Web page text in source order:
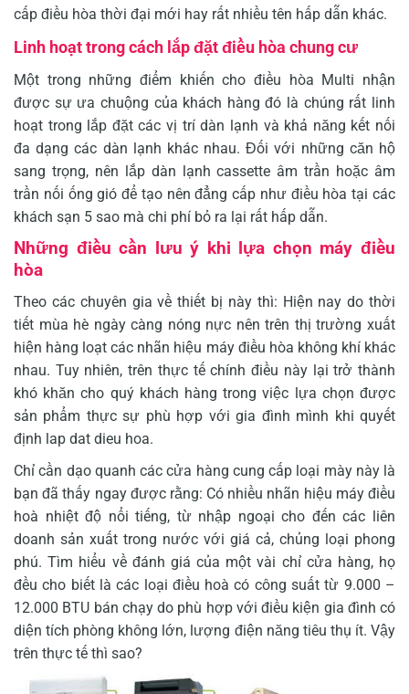
cấp điều hòa thời đại mới hay rất nhiều tên hấp dẫn khác.
Linh hoạt trong cách lắp đặt điều hòa chung cư
Một trong những điểm khiến cho điều hòa Multi nhận
được sự ưa chuộng của khách hàng đó là chúng rất linh
hoạt trong lắp đặt các vị trí dàn lạnh và khả năng kết nối
đa dạng các dàn lạnh khác nhau. Đối với những căn hộ
sang trọng, nên lắp dàn lạnh cassette âm trần hoặc âm
trần nối ống gió để tạo nên đẳng cấp như điều hòa tại các
khách sạn 5 sao mà chi phí bỏ ra lại rất hấp dẫn.
Những điều cần lưu ý khi lựa chọn máy điều
hòa
Theo các chuyên gia về thiết bị này thì: Hiện nay do thời
tiết mùa hè ngày càng nóng nực nên trên thị trường xuất
hiện hàng loạt các nhãn hiệu máy điều hòa không khí khác
nhau. Tuy nhiên, trên thực tế chính điều này lại trở thành
khó khăn cho quý khách hàng trong việc lựa chọn được
sản phẩm thực sự phù hợp với gia đình mình khi quyết
định lap dat dieu hoa.
Chỉ cần dạo quanh các cửa hàng cung cấp loại mày này là
bạn đã thấy ngay được rằng: Có nhiều nhãn hiệu máy điều
hoà nhiệt độ nổi tiếng, từ nhập ngoại cho đến các liên
doanh sản xuất trong nước với giá cả, chủng loại phong
phú. Tìm hiểu về đánh giá của một vài chỉ cửa hàng, họ
đều cho biết là các loại điều hoà có công suất từ 9.000 –
12.000 BTU bán chạy do phù hợp với điều kiện gia đình có
diện tích phòng không lớn, lượng điện năng tiêu thụ ít. Vậy
trên thực tế thì sao?